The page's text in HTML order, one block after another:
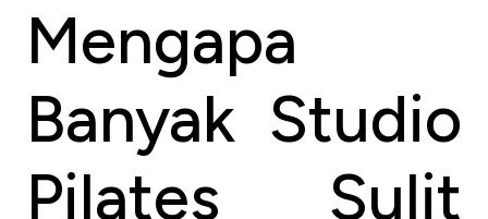
Mengapa
Banyak Studio
Pilates Sulit